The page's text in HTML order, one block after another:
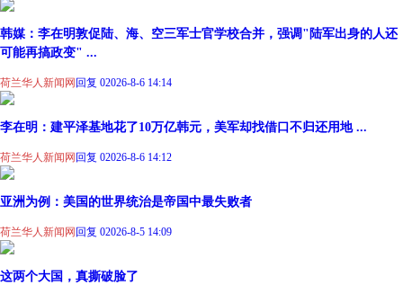
韩媒：李在明敦促陆、海、空三军士官学校合并，强调"陆军出身的人还
可能再搞政变" ...
荷兰华人新闻网 回复 02026-8-6 14:14
李在明：建平泽基地花了10万亿韩元，美军却找借口不归还用地 ...
荷兰华人新闻网 回复 02026-8-6 14:12
亚洲为例：美国的世界统治是帝国中最失败者
荷兰华人新闻网 回复 02026-8-5 14:09
这两个大国，真撕破脸了